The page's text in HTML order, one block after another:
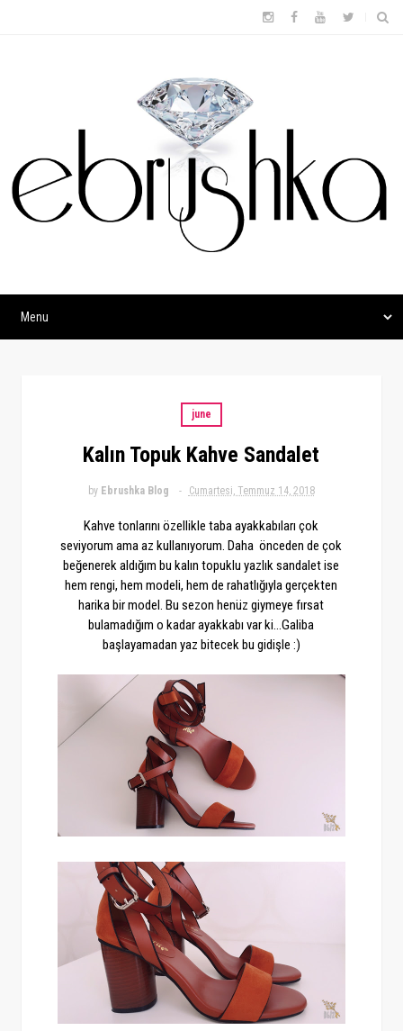
june
Kalın Topuk Kahve Sandalet
by Ebrushka Blog Cumartesi, Temmuz 14, 2018
Kahve tonlarını özellikle taba ayakkabıları çok
seviyorum ama az kullanıyorum. Daha önceden de çok
beğenerek aldığım bu kalın topuklu yazlık sandalet ise
hem rengi, hem modeli, hem de rahatlığıyla gerçekten
harika bir model. Bu sezon henüz giymeye fırsat
bulamadığım o kadar ayakkabı var ki...Galiba
başlayamadan yaz bitecek bu gidişle :)